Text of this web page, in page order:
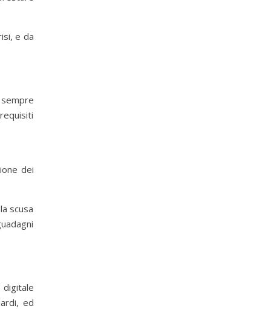
e da
dei
scusa
ed